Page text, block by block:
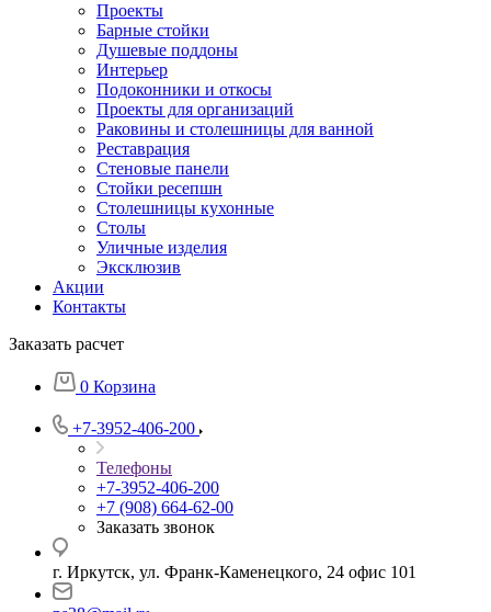
Проекты
Барные стойки
Душевые поддоны
Интерьер
Подоконники и откосы
Проекты для организаций
Раковины и столешницы для ванной
Реставрация
Стеновые панели
Стойки ресепшн
Столешницы кухонные
Столы
Уличные изделия
Эксклюзив
Акции
Контакты
Заказать расчет
0 Корзина
+7-3952-406-200
Телефоны
+7-3952-406-200
+7 (908) 664-62-00
Заказать звонок
г. Иркутск, ул. Франк-Каменецкого, 24 офис 101